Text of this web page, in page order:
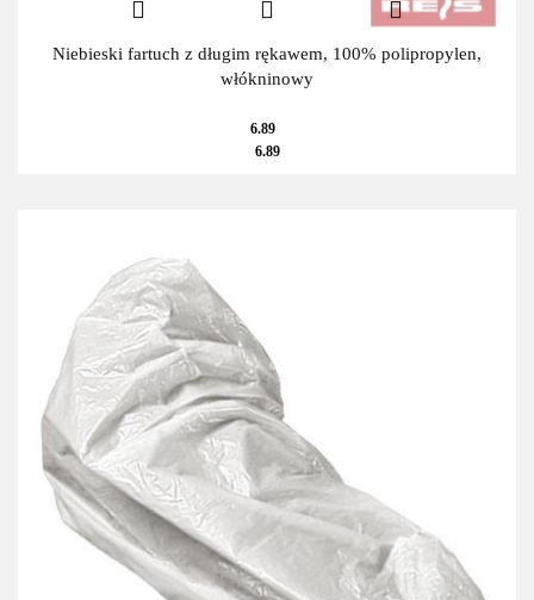
Niebieski fartuch z długim rękawem, 100% polipropylen,
włókninowy
6.89
6.89